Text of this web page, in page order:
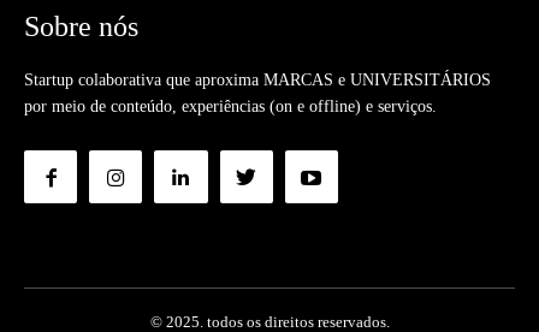
Sobre nós
Startup colaborativa que aproxima MARCAS e UNIVERSITÁRIOS
por meio de conteúdo, experiências (on e offline) e serviços.
© 2025. todos os direitos reservados.